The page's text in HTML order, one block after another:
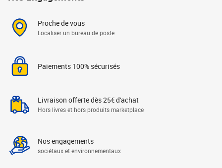
Proche de vous
Localiser un bureau de poste
Paiements 100% sécurisés
Livraison offerte dès 25€ d'achat
Hors livres et hors produits marketplace
Nos engagements
sociétaux et environnementaux